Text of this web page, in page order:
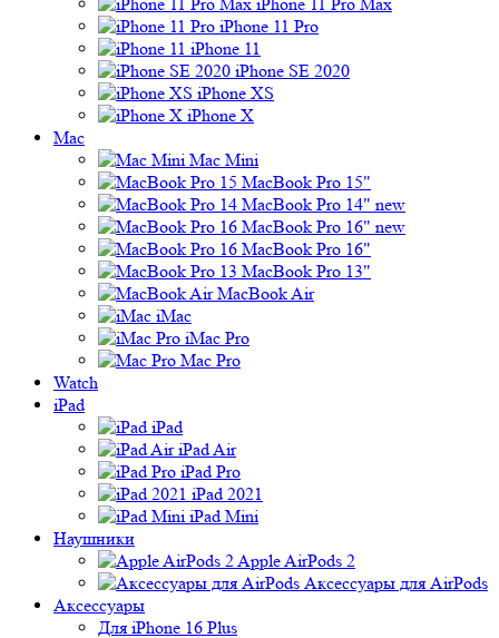
iPhone 11 Pro
iPhone 11
iPhone SE 2020
iPhone XS
iPhone X
Mac
Mac Mini
MacBook Pro 15"
MacBook Pro 14" new
MacBook Pro 16" new
MacBook Pro 16"
MacBook Pro 13"
MacBook Air
iMac
iMac Pro
Mac Pro
Watch
iPad
iPad
iPad Air
iPad Pro
iPad 2021
iPad Mini
Наушники
Apple AirPods 2
Аксессуары для AirPods
Аксессуары
Для iPhone 16 Plus